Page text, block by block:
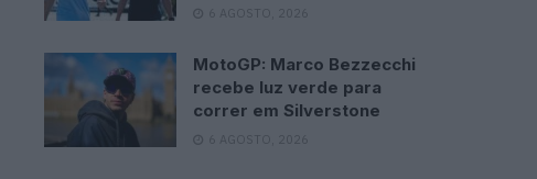
6 AGOSTO, 2026
MotoGP: Marco Bezzecchi
recebe luz verde para
correr em Silverstone
6 AGOSTO, 2026